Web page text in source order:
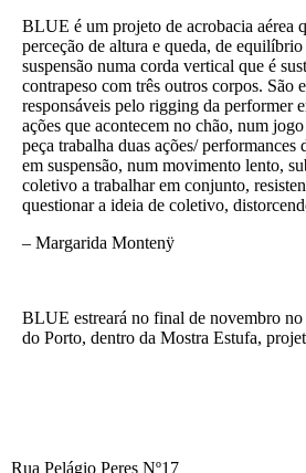
BLUE é um projeto de acrobacia aérea
perceção de altura e queda, de
suspensão numa corda vertical que é
contrapeso com três outros corpos. São
responsáveis pelo rigging da performer
ações que acontecem no chão, num
peça trabalha duas ações/
em suspensão, num movimento lento,
coletivo a trabalhar em conjunto,
questionar a ideia de coletivo,
– Margarida Montenÿ
BLUE estreará no final de novembro
do Porto, dentro da Mostra Estufa,
Rua Pelágio Peres Nº17